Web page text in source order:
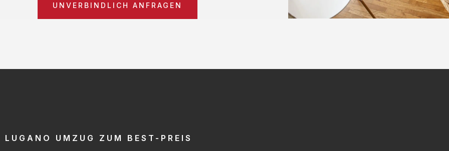
UNVERBINDLICH ANFRAGEN
LUGANO UMZUG ZUM BEST-PREIS